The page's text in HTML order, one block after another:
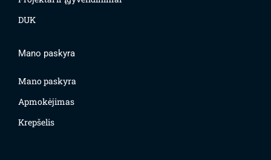
DUK
Mano paskyra
Mano paskyra
Apmokėjimas
Krepšelis